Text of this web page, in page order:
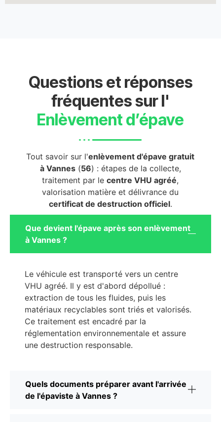
Questions et réponses
fréquentes sur l'
Enlèvement d’épave
Tout savoir sur l'enlèvement d'épave gratuit
à Vannes(56) : étapes de la collecte,
traitement par lecentre VHU agréé,
valorisation matière et délivrance du
certificat de destruction officiel.
Que devient l'épave après son enlèvement
à Vannes ?
Le véhicule est transporté vers un centre
VHU agréé. Il y est d'abord dépollué :
extraction de tous les fluides, puis les
matériaux recyclables sont triés et valorisés.
Ce traitement est encadré par la
réglementation environnementale et assure
une destruction responsable.
Quels documents préparer avant l'arrivée
de l'épaviste à Vannes ?